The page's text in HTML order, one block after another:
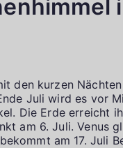
den kurzen
Juli wird es vor
Die Erde erreicht
am 6. Juli. Venus
am 17. Juli